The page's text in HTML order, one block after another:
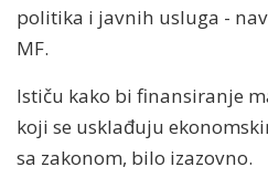
politika i javnih usluga -
MF.
Ističu kako bi finansiranje
koji se usklađuju
sa zakonom, bilo izazovno.